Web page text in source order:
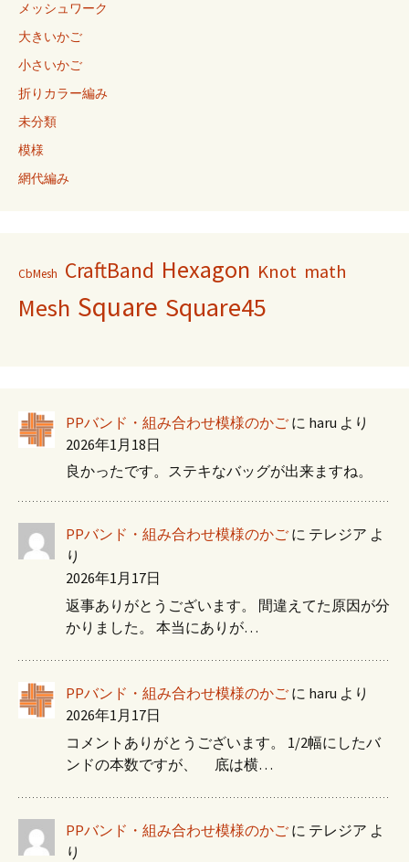
メッシュワーク
大きいかご
小さいかご
折りカラー編み
未分類
模様
網代編み
CbMesh CraftBand Hexagon Knot math
Mesh Square Square45
PPバンド・組み合わせ模様のかご に haru より
2026年1月18日
良かったです。ステキなバッグが出来ますね。
PPバンド・組み合わせ模様のかご に テレジア よ
り
2026年1月17日
返事ありがとうございます。 間違えてた原因が分
かりました。 本当にありが…
PPバンド・組み合わせ模様のかご に haru より
2026年1月17日
コメントありがとうございます。 1/2幅にしたバ
ンドの本数ですが、 底は横…
PPバンド・組み合わせ模様のかご に テレジア よ
り